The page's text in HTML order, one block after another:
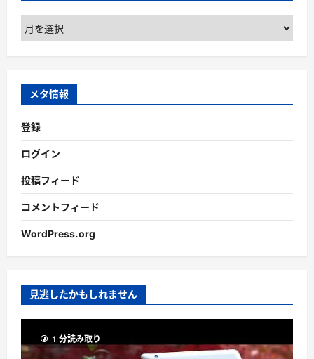
ア
ー
カ
ブ
メタ情報
登録
ログイン
投稿フィード
コメントフィード
WordPress.org
見逃したかもしれません
1 分読み取り